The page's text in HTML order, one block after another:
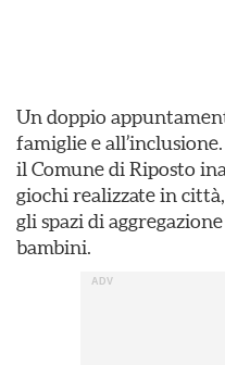
Un doppio
famiglie e
il Comune di Riposto
giochi realizzate in
gli spazi di
bambini.